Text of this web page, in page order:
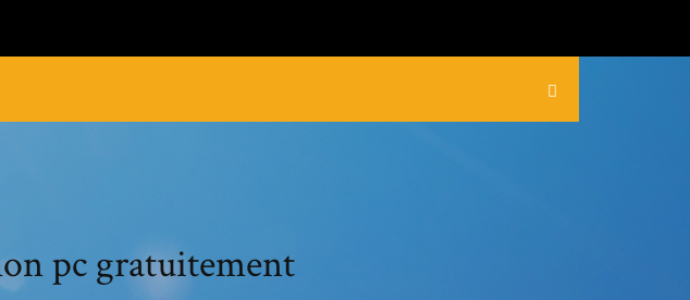
pc gratuitement